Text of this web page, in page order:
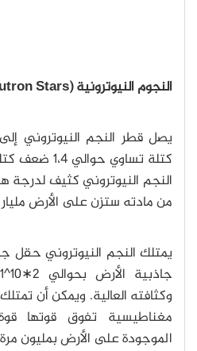
النجوم النيوترونية (Neutron Stars)
كتلة تساوي
النجم النيوتروني كثيف
من مادته ستزن على الأرض
يمتلك النجم النيوتروني
وكثافته العالية. ويمكن أن
مغناطيسية تفوق قوتها
الموجودة على الأرض بمليون